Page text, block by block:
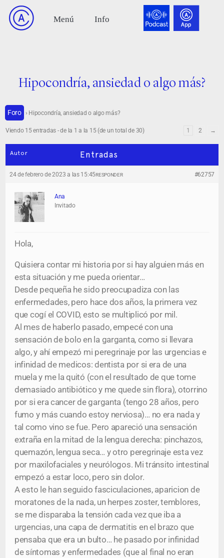
Hipocondría, ansiedad o algo más?
Foro › Hipocondría, ansiedad o algo más?
Viendo 15 entradas - de la 1 a la 15 (de un total de 30) 1 2 →
Autor Entradas
24 de febrero de 2023 a las 15:45 #62757
RESPONDER
Ana
Invitado
Hola,
Quisiera contar mi historia por si hay alguien más en
esta situación y me pueda orientar…
Desde pequeña he sido preocupadiza con las
enfermedades, pero hace dos años, la primera vez
que cogí el COVID, esto se multiplicó por mil.
Al mes de haberlo pasado, empecé con una
sensación de bolo en la garganta, como si llevara
algo, y ahí empezó mi peregrinaje por las urgencias e
infinidad de medicos: dentista por si era de una
muela y me la quitó (con el resultado de que tome
demasiado antibiótico y me quede sin flora), otorrino
por si era cancer de garganta (tengo 28 años, pero
fumo y más cuando estoy nerviosa)… no era nada y
tal como vino se fue. Pero apareció una sensación
extraña en la mitad de la lengua derecha: pinchazos,
quemazón, lengua seca… y otro peregrinaje esta vez
por maxilofaciales y neurólogos. Mi tránsito intestinal
empezó a estar loco, pero sin dolor.
A esto le han seguido fasciculaciones, aparicion de
moratones de la nada, un herpes zoster, temblores,
se me disparaba la tensión cada vez que iba a
urgencias, una capa de dermatitis en el brazo que
pensaba que era un bulto… he pasado por infinidad
de síntomas y enfermedades (que al final no eran